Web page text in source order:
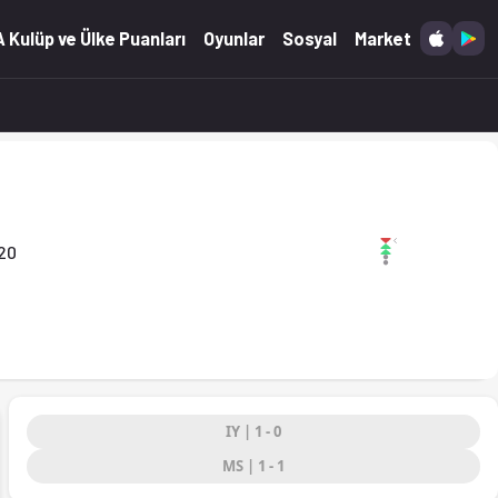
Kulüp ve Ülke Puanları Oyunlar Sosyal Market
IY | 1 - 0
MS | 1 - 1